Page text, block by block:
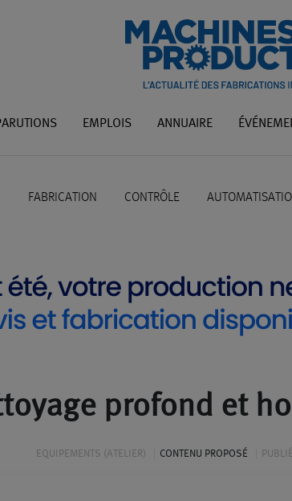
EMPLOIS ANNUAIRE
FABRICATION CONTRÔLE
profond et
EQUIPEMENTS (ATELIER) CONTENU PROPOSÉ